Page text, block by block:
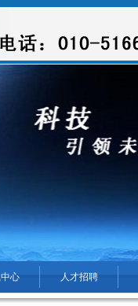
心 人才招聘